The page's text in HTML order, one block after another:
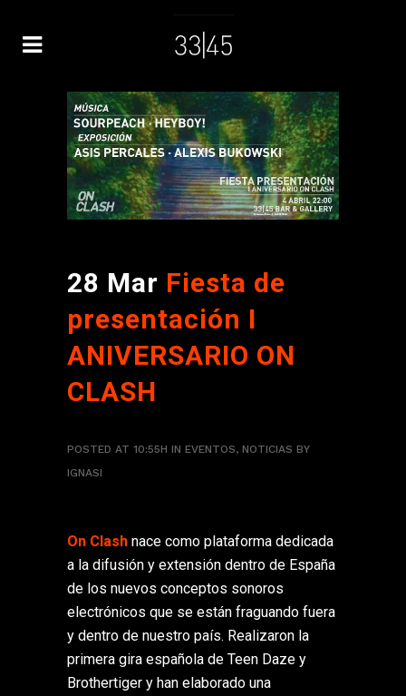
28 Mar Fiesta de
presentación I
ANIVERSARIO ON
CLASH
POSTED AT 10:55H IN EVENTOS, NOTICIAS BY
IGNASI
On Clash nace como plataforma dedicada
a la difusión y extensión dentro de España
de los nuevos conceptos sonoros
electrónicos que se están fraguando fuera
y dentro de nuestro país. Realizaron la
primera gira española de Teen Daze y
Brothertiger y han elaborado una